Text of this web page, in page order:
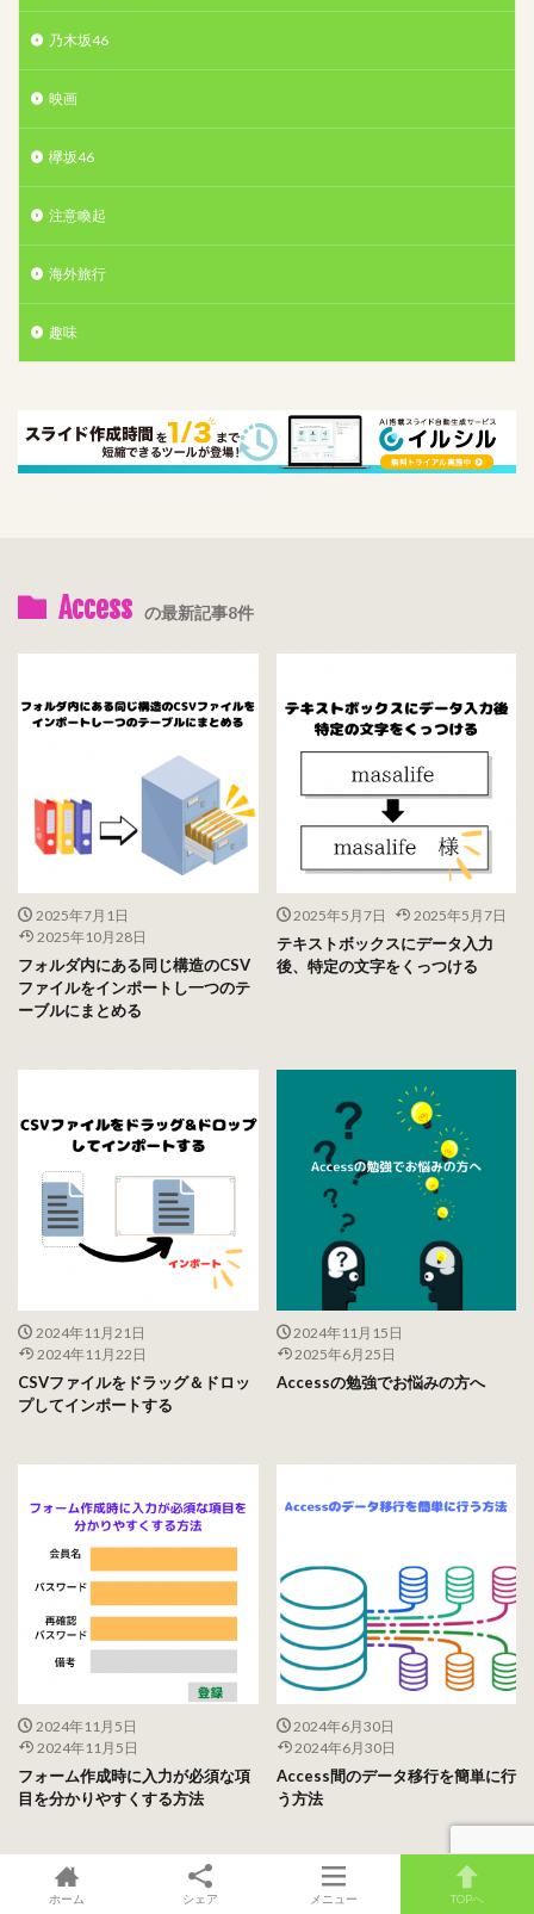
乃木坂46
映画
欅坂46
注意喚起
海外旅行
趣味
Access の最新記事8件
2025年7月1日
2025年10月28日
フォルダ内にある同じ構造のCSV
ファイルをインポートし一つのテ
ーブルにまとめる
2025年5月7日 2025年5月7日
テキストボックスにデータ入力
後、特定の文字をくっつける
2024年11月21日
2024年11月22日
CSVファイルをドラッグ＆ドロッ
プしてインポートする
2024年11月15日
2025年6月25日
Accessの勉強でお悩みの方へ
2024年11月5日
2024年11月5日
フォーム作成時に入力が必須な項
目を分かりやすくする方法
2024年6月30日
2024年6月30日
Access間のデータ移行を簡単に行
う方法
ホーム シェア メニュー TOPへ